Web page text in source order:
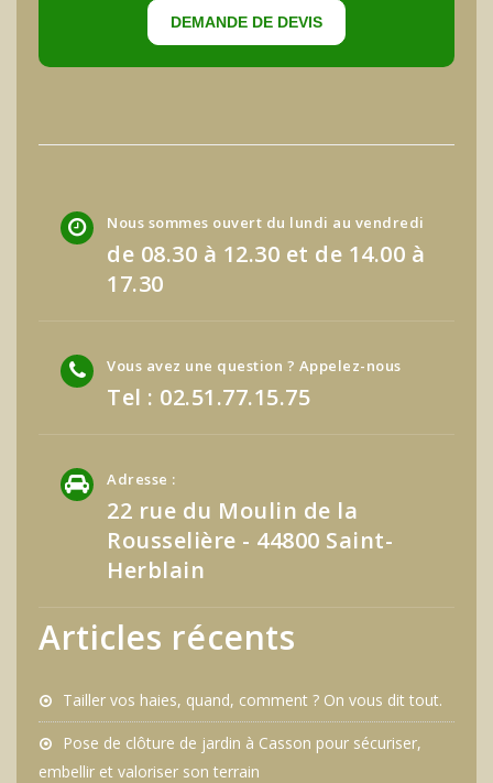
DEMANDE DE DEVIS
Nous sommes ouvert du lundi au vendredi
de 08.30 à 12.30 et de 14.00 à
17.30
Vous avez une question ? Appelez-nous
Tel : 02.51.77.15.75
Adresse :
22 rue du Moulin de la
Rousselière - 44800 Saint-
Herblain
Articles récents
Tailler vos haies, quand, comment ? On vous dit tout.
Pose de clôture de jardin à Casson pour sécuriser,
embellir et valoriser son terrain